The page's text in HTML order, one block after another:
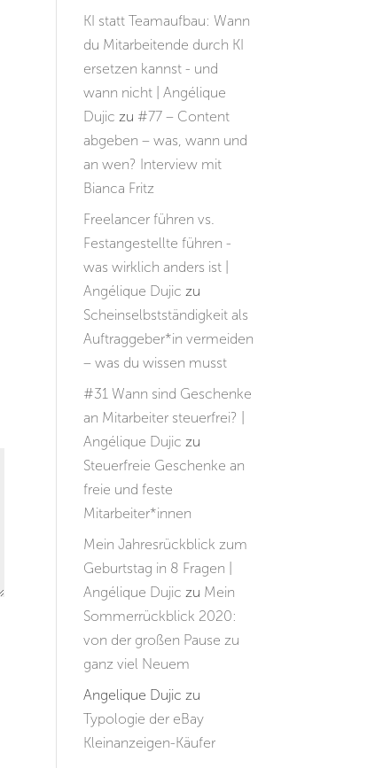
KI statt Teamaufbau: Wann
du Mitarbeitende durch KI
ersetzen kannst - und
wann nicht | Angélique
Dujic zu #77 – Content
abgeben – was, wann und
an wen? Interview mit
Bianca Fritz
Freelancer führen vs.
Festangestellte führen -
was wirklich anders ist |
Angélique Dujic zu
Scheinselbstständigkeit als
Auftraggeber*in vermeiden
– was du wissen musst
#31 Wann sind Geschenke
an Mitarbeiter steuerfrei? |
Angélique Dujic zu
Steuerfreie Geschenke an
freie und feste
Mitarbeiter*innen
Mein Jahresrückblick zum
Geburtstag in 8 Fragen |
Angélique Dujic zu Mein
Sommerrückblick 2020:
von der großen Pause zu
ganz viel Neuem
Angelique Dujic zu
Typologie der eBay
Kleinanzeigen-Käufer